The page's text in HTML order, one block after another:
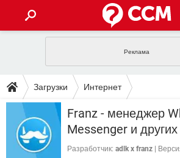
INSTAGRAM
ИГРЫ
ВКОНТАКТЕ ВИДЕО
GOOGLE YANDEX
ПОЛЕЗНЫЕ СОВЕТЫ
TIKTOK
WHATSAPP
FACEBOOK
ЗАГРУЗКИ
TIKTOK
WHATSAPP
ФОРУМ
Загрузки Интернет
Служба мгновенных сообщений
Franz - менеджер
Messenger и
Разработчик: adlk x franz